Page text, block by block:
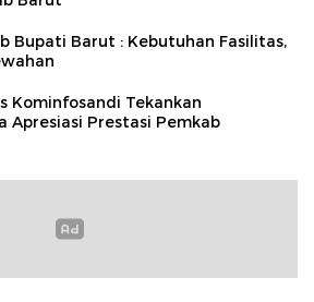
Bupati Barut : Kebutuhan Fasilitas,
Kominfosandi Tekankan
Apresiasi Prestasi Pemkab